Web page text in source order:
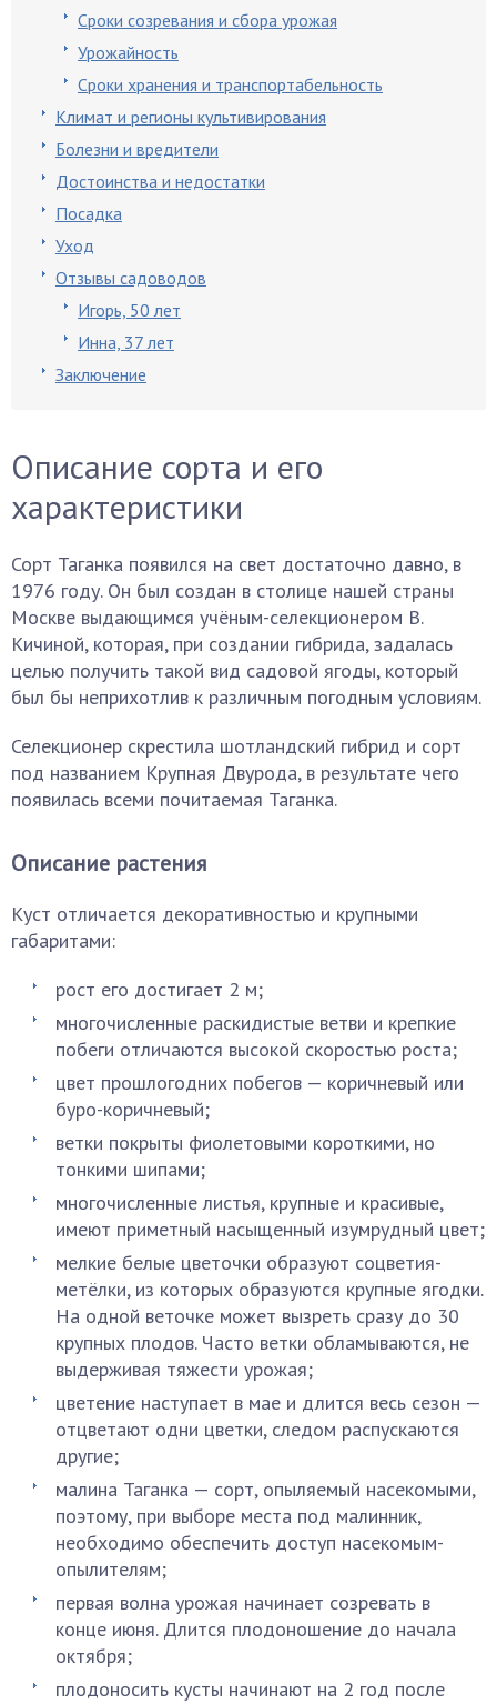
Сроки созревания и сбора урожая
Урожайность
Сроки хранения и транспортабельность
Климат и регионы культивирования
Болезни и вредители
Достоинства и недостатки
Посадка
Уход
Отзывы садоводов
Игорь, 50 лет
Инна, 37 лет
Заключение
Описание сорта и его
характеристики
Сорт Таганка появился на свет достаточно давно, в
1976 году. Он был создан в столице нашей страны
Москве выдающимся учёным-селекционером В.
Кичиной, которая, при создании гибрида, задалась
целью получить такой вид садовой ягоды, который
был бы неприхотлив к различным погодным условиям.
Селекционер скрестила шотландский гибрид и сорт
под названием Крупная Двурода, в результате чего
появилась всеми почитаемая Таганка.
Описание растения
Куст отличается декоративностью и крупными
габаритами:
рост его достигает 2 м;
многочисленные раскидистые ветви и крепкие
побеги отличаются высокой скоростью роста;
цвет прошлогодних побегов — коричневый или
буро-коричневый;
ветки покрыты фиолетовыми короткими, но
тонкими шипами;
многочисленные листья, крупные и красивые,
имеют приметный насыщенный изумрудный цвет;
мелкие белые цветочки образуют соцветия-
метёлки, из которых образуются крупные ягодки.
На одной веточке может вызреть сразу до 30
крупных плодов. Часто ветки обламываются, не
выдерживая тяжести урожая;
цветение наступает в мае и длится весь сезон —
отцветают одни цветки, следом распускаются
другие;
малина Таганка — сорт, опыляемый насекомыми,
поэтому, при выборе места под малинник,
необходимо обеспечить доступ насекомым-
опылителям;
первая волна урожая начинает созревать в
конце июня. Длится плодоношение до начала
октября;
плодоносить кусты начинают на 2 год после